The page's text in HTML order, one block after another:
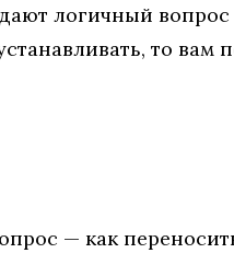
логичный
то вам
— как